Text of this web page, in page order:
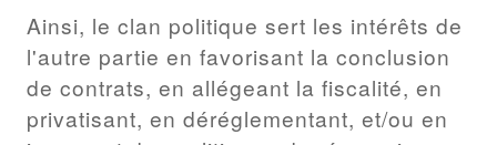
Ainsi, le clan politique sert les intérêts de
l'autre partie en favorisant la conclusion
de contrats, en allégeant la fiscalité, en
privatisant, en déréglementant, et/ou en